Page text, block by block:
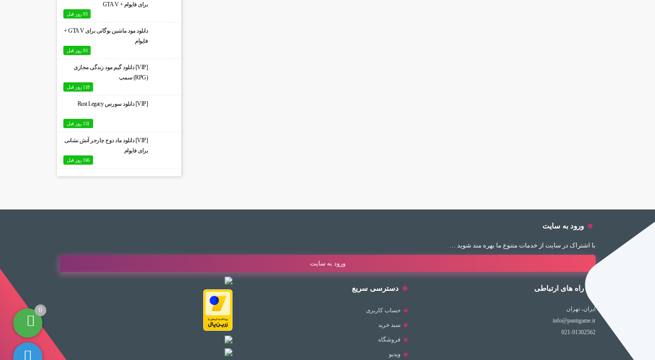
برای فایوام + GTA V
93 روز قبل
دانلود مود ماشین بوگاتی برای GTA V +
فایوام
93 روز قبل
[VIP] دانلود گیم مود زندگی مجازی
(RPG) سمپ
118 روز قبل
[VIP] دانلود سورس Rust Legacy
131 روز قبل
[VIP] دانلود ماد دوج چارجر آتش نشانی
برای فایوام
166 روز قبل
ورود به سایت
با اشتراک در سایت از خدمات متنوع ما بهره مند شوید …
ورود به سایت
راه های ارتباطی
ایران، تهران
info@pantigame.ir
021-91302562
دسترسی سریع
حساب کاربری
سبد خرید
فروشگاه
ویدیو
0